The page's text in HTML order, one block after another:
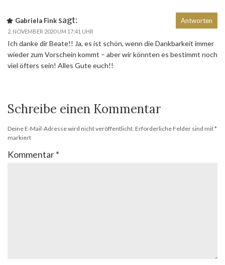
Gabriela Fink sagt:
2. NOVEMBER 2020 UM 17:41 UHR
Ich danke dir Beate!! Ja, es ist schön, wenn die Dankbarkeit immer
wieder zum Vorschein kommt – aber wir könnten es bestimmt noch
viel öfters sein! Alles Gute euch!!
Antworten
Schreibe einen Kommentar
Deine E-Mail-Adresse wird nicht veröffentlicht. Erforderliche Felder sind mit*
markiert
Kommentar*